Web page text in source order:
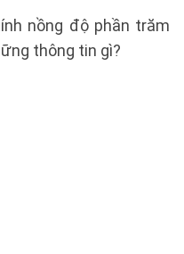
nồng độ phần trăm
thông tin gì?